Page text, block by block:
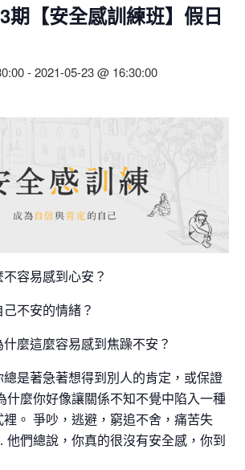
期【安全感訓練班】假日
-2021-05-23 @ 16:30:00
容易感到心安？
不安的情緒？
麼這麼容易感到焦躁不安？
是著急著想得到別人的肯定，或保證
什麼你好像讓關係不知不覺中陷入一種
。 爭吵，逃避，窮追不舍，痛苦失
他們總說，你真的很沒有安全感，你到